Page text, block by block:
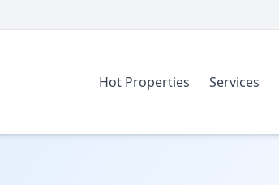
Hot Properties Services